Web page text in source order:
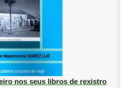
nos seus libros de rexistro